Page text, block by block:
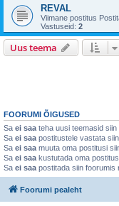
REVAL
Viimane postitus
Vastuseid: 2
Uus teema
FOORUMI ÕIGUSED
Sa ei saa teha uusi teemasid siin
Sa ei saa postitustele vastata
Sa ei saa muuta oma postitusi
Sa ei saa kustutada oma
Sa ei saa postitada siin foorumis
Foorumi pealeht